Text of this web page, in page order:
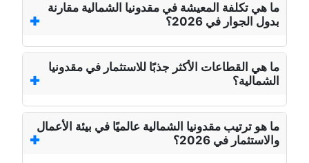
ما هي تكلفة المعيشة في مقدونيا الشمالية مقارنة
بدول الجوار في 2026؟
ما هي القطاعات الأكثر جذبًا للاستثمار في مقدونيا
الشمالية؟
ما هو ترتيب مقدونيا الشمالية عالميًا في بيئة الأعمال
والاستثمار في 2026؟